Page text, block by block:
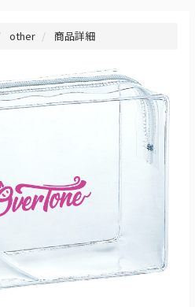
other 商品詳細